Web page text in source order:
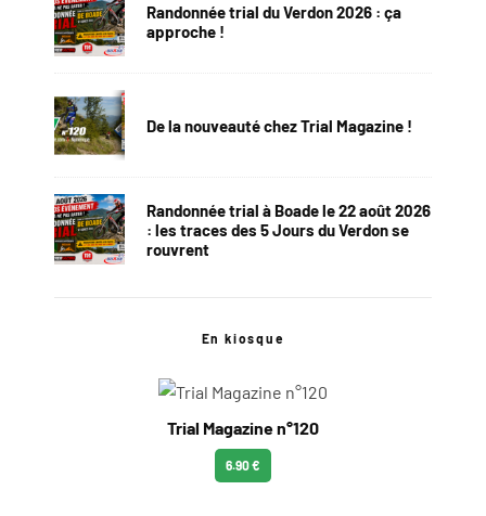
Randonnée trial du Verdon 2026 : ça
approche !
De la nouveauté chez Trial Magazine !
Randonnée trial à Boade le 22 août 2026
: les traces des 5 Jours du Verdon se
rouvrent
En kiosque
Trial Magazine n°120
6.90 €